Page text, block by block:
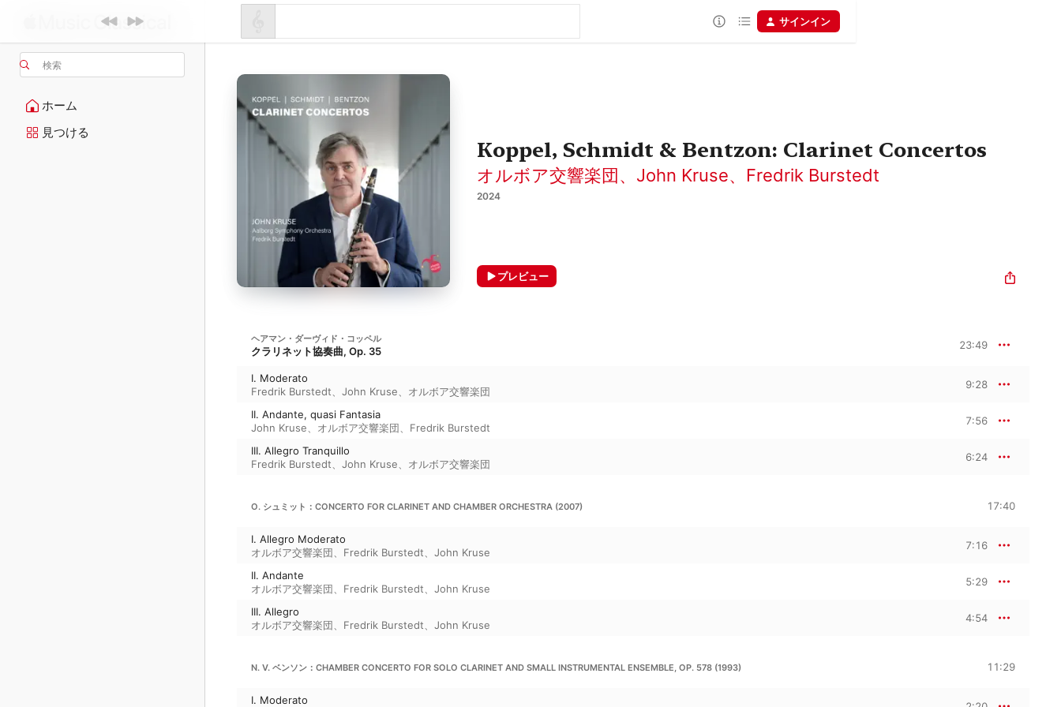
検索
ホーム
見つける
サインイン
Koppel, Schmidt & Bentzon: Clarinet Concertos
オルボア交響楽団、 John Kruse、 Fredrik Burstedt
2024
プレビュー
ヘアマン・ダーヴィド・コッペル
クラリネット協奏曲, Op. 35 23:49
I. Moderato
Fredrik Burstedt
John Kruse オルボア交響楽団
9:28
II. Andante, quasi Fantasia
John Kruse
オルボア交響楽団 Fredrik Burstedt
7:56
III. Allegro Tranquillo
Fredrik Burstedt
John Kruse オルボア交響楽団
6:24
O. シュミット：CONCERTO FOR CLARINET AND CHAMBER ORCHESTRA (2007) 17:40
I. Allegro Moderato
オルボア交響楽団
Fredrik Burstedt John Kruse
7:16
II. Andante
オルボア交響楽団
Fredrik Burstedt John Kruse
5:29
III. Allegro
オルボア交響楽団
Fredrik Burstedt John Kruse
4:54
N. V. ベンソン：CHAMBER CONCERTO FOR SOLO CLARINET AND SMALL INSTRUMENTAL ENSEMBLE, OP. 578 (1993) 11:29
I. Moderato